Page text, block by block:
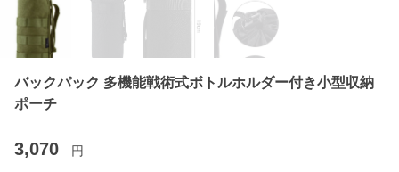
バックパック 多機能戦術式ボトルホルダー付き小型収納
ポーチ
3,070 円